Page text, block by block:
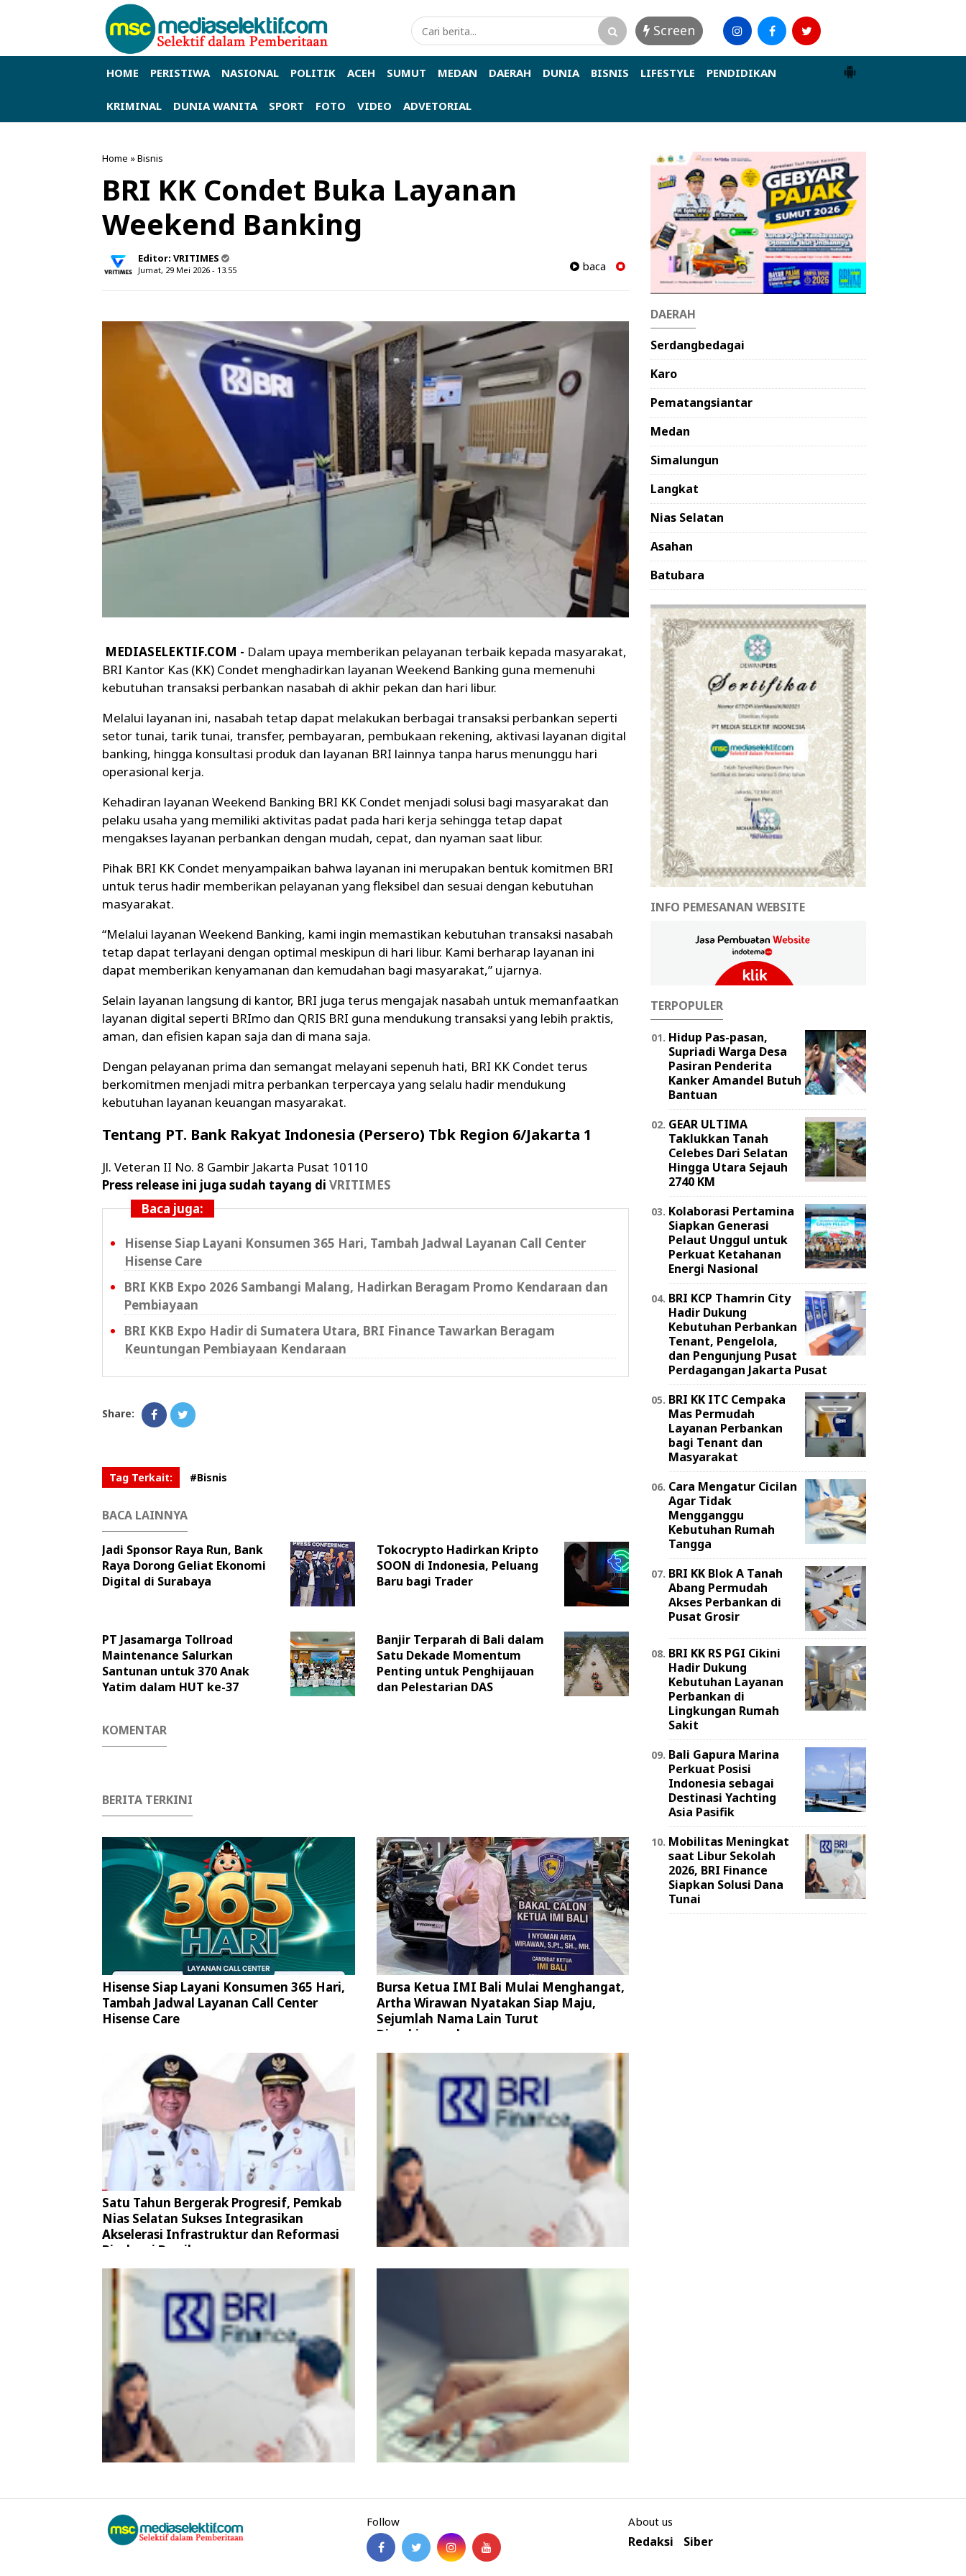
Screen
HOME PERISTIWA NASIONAL POLITIK ACEH SUMUT MEDAN DAERAH DUNIA BISNIS LIFESTYLE PENDIDIKAN
KRIMINAL DUNIA WANITA SPORT FOTO VIDEO ADVETORIAL
Home »Bisnis
BRI KK Condet Buka Layanan
Weekend Banking
Editor: VRITIMES
Jumat, 29 Mei 2026 - 13.55 baca
MEDIASELEKTIF.COM - Dalam upaya memberikan pelayanan terbaik kepada masyarakat,
BRI Kantor Kas (KK) Condet menghadirkan layanan Weekend Banking guna memenuhi
kebutuhan transaksi perbankan nasabah di akhir pekan dan hari libur.
Melalui layanan ini, nasabah tetap dapat melakukan berbagai transaksi perbankan seperti
setor tunai, tarik tunai, transfer, pembayaran, pembukaan rekening, aktivasi layanan digital
banking, hingga konsultasi produk dan layanan BRI lainnya tanpa harus menunggu hari
operasional kerja.
Kehadiran layanan Weekend Banking BRI KK Condet menjadi solusi bagi masyarakat dan
pelaku usaha yang memiliki aktivitas padat pada hari kerja sehingga tetap dapat
mengakses layanan perbankan dengan mudah, cepat, dan nyaman saat libur.
Pihak BRI KK Condet menyampaikan bahwa layanan ini merupakan bentuk komitmen BRI
untuk terus hadir memberikan pelayanan yang fleksibel dan sesuai dengan kebutuhan
masyarakat.
“Melalui layanan Weekend Banking, kami ingin memastikan kebutuhan transaksi nasabah
tetap dapat terlayani dengan optimal meskipun di hari libur. Kami berharap layanan ini
dapat memberikan kenyamanan dan kemudahan bagi masyarakat,” ujarnya.
Selain layanan langsung di kantor, BRI juga terus mengajak nasabah untuk memanfaatkan
layanan digital seperti BRImo dan QRIS BRI guna mendukung transaksi yang lebih praktis,
aman, dan efisien kapan saja dan di mana saja.
Dengan pelayanan prima dan semangat melayani sepenuh hati, BRI KK Condet terus
berkomitmen menjadi mitra perbankan terpercaya yang selalu hadir mendukung
kebutuhan layanan keuangan masyarakat.
Tentang PT. Bank Rakyat Indonesia (Persero) Tbk Region 6/Jakarta 1
Jl. Veteran II No. 8 Gambir Jakarta Pusat 10110
Press release ini juga sudah tayang di VRITIMES
Baca juga:
Hisense Siap Layani Konsumen 365 Hari, Tambah Jadwal Layanan Call Center
Hisense Care
BRI KKB Expo 2026 Sambangi Malang, Hadirkan Beragam Promo Kendaraan dan
Pembiayaan
BRI KKB Expo Hadir di Sumatera Utara, BRI Finance Tawarkan Beragam
Keuntungan Pembiayaan Kendaraan
Share:
Tag Terkait: #Bisnis
BACA LAINNYA
Jadi Sponsor Raya Run, Bank
Raya Dorong Geliat Ekonomi
Digital di Surabaya
Tokocrypto Hadirkan Kripto
SOON di Indonesia, Peluang
Baru bagi Trader
PT Jasamarga Tollroad
Maintenance Salurkan
Santunan untuk 370 Anak
Yatim dalam HUT ke-37
Banjir Terparah di Bali dalam
Satu Dekade Momentum
Penting untuk Penghijauan
dan Pelestarian DAS
KOMENTAR
BERITA TERKINI
Hisense Siap Layani Konsumen 365 Hari,
Tambah Jadwal Layanan Call Center
Hisense Care
Bursa Ketua IMI Bali Mulai Menghangat,
Artha Wirawan Nyatakan Siap Maju,
Sejumlah Nama Lain Turut
Diperbincangkan
Satu Tahun Bergerak Progresif, Pemkab
Nias Selatan Sukses Integrasikan
Akselerasi Infrastruktur dan Reformasi
Birokrasi Bersih
BRI KKB Expo 2026 Sambangi Malang,
Hadirkan Beragam Promo Kendaraan dan
Pembiayaan
BRI KKB Expo Hadir di Sumatera Utara,
BRI Finance Tawarkan Beragam
Cara Tarik Tunai Tanpa Kartu di neobank,
Lewat ATM Berlogo PRIMA dan
Indomaret
DAERAH
Serdangbedagai
Karo
Pematangsiantar
Medan
Simalungun
Langkat
Nias Selatan
Asahan
Batubara
INFO PEMESANAN WEBSITE
TERPOPULER
Hidup Pas-pasan,
Supriadi Warga Desa
Pasiran Penderita
Kanker Amandel Butuh
Bantuan
GEAR ULTIMA
Taklukkan Tanah
Celebes Dari Selatan
Hingga Utara Sejauh
2740 KM
Kolaborasi Pertamina
Siapkan Generasi
Pelaut Unggul untuk
Perkuat Ketahanan
Energi Nasional
BRI KCP Thamrin City
Hadir Dukung
Kebutuhan Perbankan
Tenant, Pengelola,
dan Pengunjung Pusat
Perdagangan Jakarta Pusat
BRI KK ITC Cempaka
Mas Permudah
Layanan Perbankan
bagi Tenant dan
Masyarakat
Cara Mengatur Cicilan
Agar Tidak
Mengganggu
Kebutuhan Rumah
Tangga
BRI KK Blok A Tanah
Abang Permudah
Akses Perbankan di
Pusat Grosir
BRI KK RS PGI Cikini
Hadir Dukung
Kebutuhan Layanan
Perbankan di
Lingkungan Rumah
Sakit
Bali Gapura Marina
Perkuat Posisi
Indonesia sebagai
Destinasi Yachting
Asia Pasifik
Mobilitas Meningkat
saat Libur Sekolah
2026, BRI Finance
Siapkan Solusi Dana
Tunai
Follow About us
Redaksi Siber